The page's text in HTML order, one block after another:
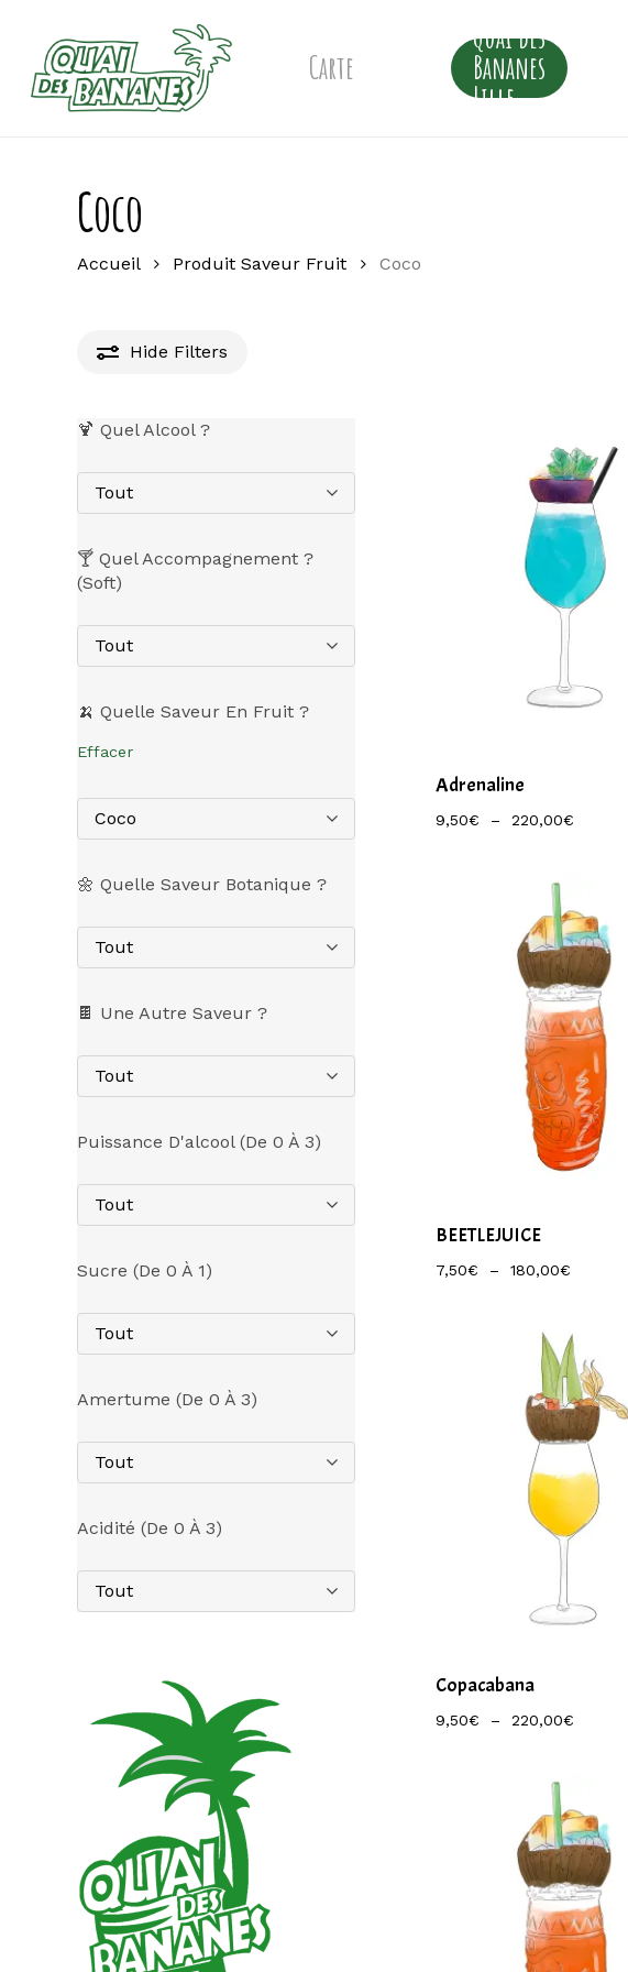
content
Carte
Quai des
Bananes
Lille
Coco
Accueil Produit Saveur Fruit Coco
Hide Filters
🍹 Quel Alcool ?
Tout
🍸 Quel Accompagnement ?
(Soft)
Tout
🍌 Quelle Saveur En Fruit ?
Effacer
Coco
🌼 Quelle Saveur Botanique ?
Tout
🍫 Une Autre Saveur ?
Tout
Puissance D'alcool (de 0 À 3)
Tout
Sucre (de 0 À 1)
Tout
Amertume (de 0 À 3)
Tout
Acidité (de 0 À 3)
Tout
Adrenaline
9,50€ – 220,00€
220,00€
BEETLEJUICE
7,50€ – 180,00€
À
180,00€
Copacabana
9,50€ – 220,00€
220,00€